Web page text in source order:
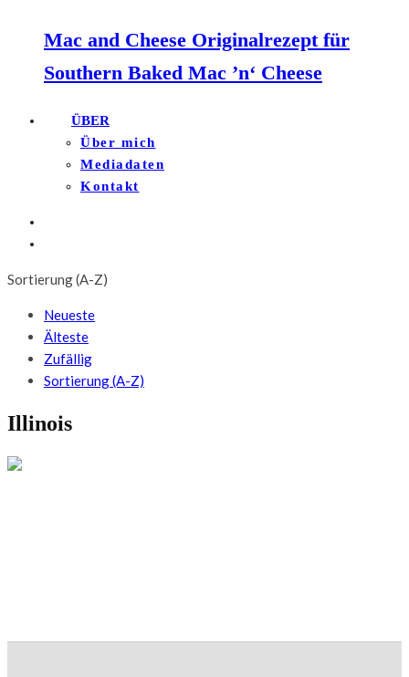
Mac and Cheese Originalrezept für
Southern Baked Mac ’n‘ Cheese
ÜBER
Über mich
Mediadaten
Kontakt
Sortierung (A-Z)
Neueste
Älteste
Zufällig
Sortierung (A-Z)
Illinois